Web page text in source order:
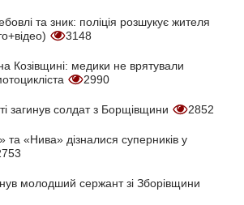
та зник: поліція розшукує жителя
3148
Козівщині: медики не врятували
2990
загинув солдат з Борщівщини 2852
та «Нива» дізналися суперників у
молодший сержант зі Зборівщини